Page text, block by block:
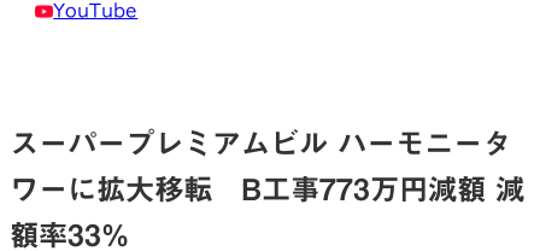
YouTube
スーパープレミアムビル ハーモニータ
ワーに拡大移転 B工事773万円減額 減
額率33%